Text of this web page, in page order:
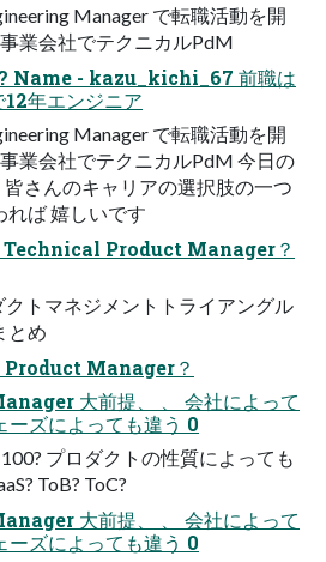
Manager で転職活動を開
業会社でテクニカルPdM
Name - kazu_kichi_67 前職は
年エンジニア
Manager で転職活動を開
業会社でテクニカルPdM 今日の
さんのキャリアの選択肢の一つ
れば 嬉しいです
Technical Product Manager？
クトマネジメントトライアングル
とめ
Manager？
大前提、 、 会社によって
ーズによっても違う 0
プロダクトの性質によっても
ToB? ToC?
大前提、 、 会社によって
ーズによっても違う 0